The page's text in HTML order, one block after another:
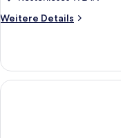
King
Bed,
(Beachfront)
anzeigen
Weitere Details
Weitere
Room,
King